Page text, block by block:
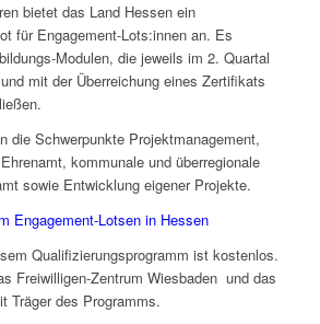
bietet das Land Hessen ein
für Engagement-Lots:innen an. Es
Modulen, die jeweils im 2. Quartal
mit der Überreichung eines Zertifikats
die Schwerpunkte Projektmanagement,
kommunale und überregionale
sowie Entwicklung eigener Projekte.
Engagement-Lotsen in Hessen
Qualifizierungsprogramm ist kostenlos.
Freiwilligen-Zentrum Wiesbaden und das
Träger des Programms.